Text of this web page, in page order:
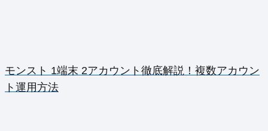
モンスト 1端末 2アカウント徹底解説！複数アカウン
ト運用方法